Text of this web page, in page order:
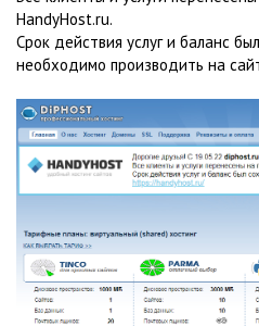
HandyHost.ru.
Срок действия услуг и баланс
необходимо производить на